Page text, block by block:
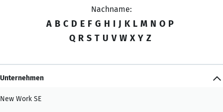
Nachname:
A B C D E F G H I J K L M N O P
Q R S T U V W X Y Z
Unternehmen
New Work SE